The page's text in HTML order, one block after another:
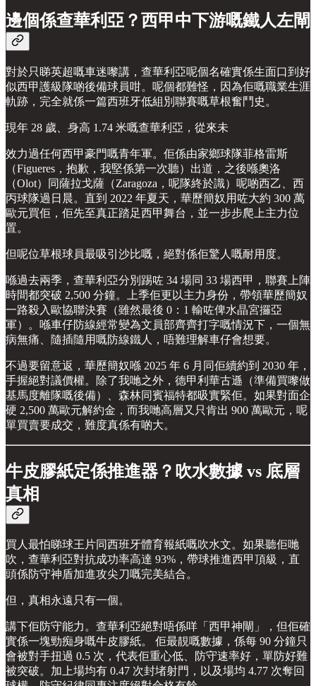
邊個係查華利亞？西甲中下游嘅鐵人左閘
對於只睇英超嘅車迷嚟講，查華利亞呢個名確實係生面口到好
似西甲護級隊啲後備球員咁。呢個都難怪，因為佢嘅職業生涯
軌跡，完全就係一篇西班牙低組別聯賽嘅草根奮鬥史。
現年 28 歲、身高 1.74 米嘅查華利亞，從來未
效力過任何西甲豪門嘅青年軍。佢係由家鄉球隊菲格雷斯
（Figueres，抱歉，我堅係第一次聽）出道，之後喺奧洛
（Olot）同薩拉戈薩（Zaragoza，呢隊終於識）呢啲西乙、西
丙球隊過日晨。直到 2022 年夏天，華歷簡奴用咗大約 300 萬
歐元買佢，佢先至真正踏足西甲舞台，並一步步爬上主力位
置。
但呢位草根球員最吸引沙比嘅，絕對係佢驚人嘅耐用度。
喺過去兩季，查華利亞分別踢咗 34 場同 33 場西甲，聯賽上陣
時間都突破 2,500 分鐘。上季佢更以主力身份，帶領華歷簡奴
一路殺入歐協聯決賽（雖然最後 0：1 輸咗俾水晶宮攞亞
軍）。喺車仔防線經常變為文員部齊齊打字嘅情況下，一個無
病無痛、隨插隨用嘅防線鐵人，唔難理解車仔會想要。
不過要留意返，華歷簡奴喺 2025 年 6 月同佢續約到 2030 年，
手握絕對議價權。除了我哋之外，德甲利華古遜（準備買嚟做
基馬度離隊嘅後備）、森林同賓福特都昅實緊佢。如果對面企
硬 2,500 萬歐元解約金，而我哋高層又只肯出 900 萬歐元，呢
單買賣要成交，難度真係有啲大。
牛皮膠紙定係推進器？吹水數據 vs 底層
真相
買人最怕睇球王片同西班牙體育報紙嘅吹水文。如果聽佢哋
吹，查華利亞對抗成功率高達 93%，帶球推進西甲頂級，直
頭係防守神盾加進攻尖刀嘅完美結合。
但，真相永遠只有一個。
講下佢防守能力。查華利亞絕對唔係咩「西甲神閘」，但佢確
實係一塊勁痴身嘅牛皮膠紙。 佢最靚嘅數據，係每 90 分鐘只
會被對手扭過 0.5 次，代表佢重心低、防守速率好，單防好難
被突破。加上場均有 0.47 次封堵射門，以及場均 4.77 次奪回